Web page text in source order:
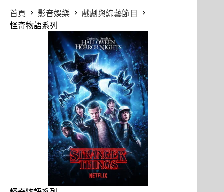
首頁
影音娛樂
戲劇與綜藝節目
怪奇物語系列